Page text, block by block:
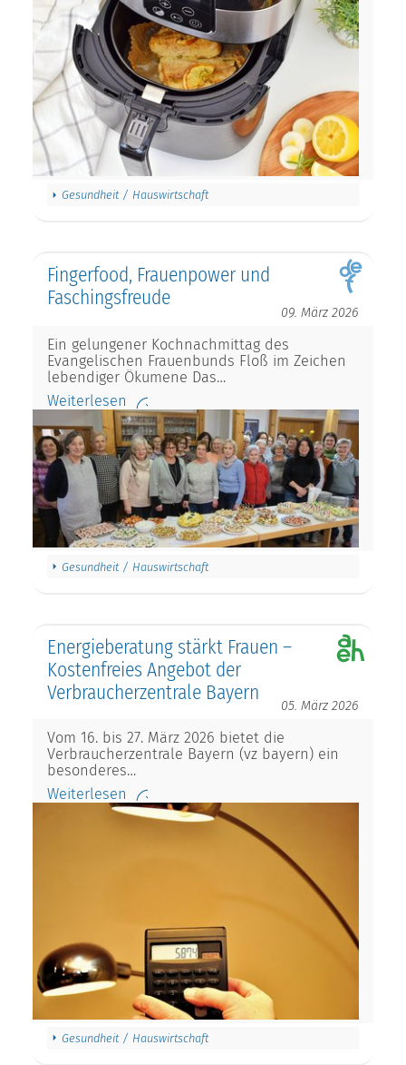
Gesundheit / Hauswirtschaft
Fingerfood, Frauenpower und
Faschingsfreude
09. März 2026
Ein gelungener Kochnachmittag des
Evangelischen Frauenbunds Floß im Zeichen
lebendiger Ökumene Das…
Weiterlesen
Gesundheit / Hauswirtschaft
Energieberatung stärkt Frauen –
Kostenfreies Angebot der
Verbraucherzentrale Bayern
05. März 2026
Vom 16. bis 27. März 2026 bietet die
Verbraucherzentrale Bayern (vz bayern) ein
besonderes…
Weiterlesen
Gesundheit / Hauswirtschaft